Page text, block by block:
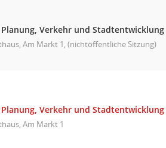
Verkehr und Stadtentwicklung
Am Markt 1, (nichtöffentliche Sitzung)
Verkehr und Stadtentwicklung
Am Markt 1